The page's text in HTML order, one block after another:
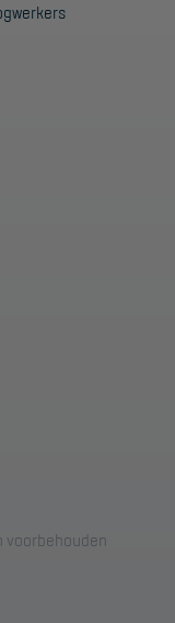
voorbehouden